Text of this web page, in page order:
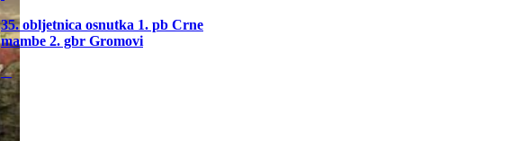
35. obljetnica osnutka 1. pb Crne
mambe 2. gbr Gromovi